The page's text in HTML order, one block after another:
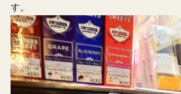
す。